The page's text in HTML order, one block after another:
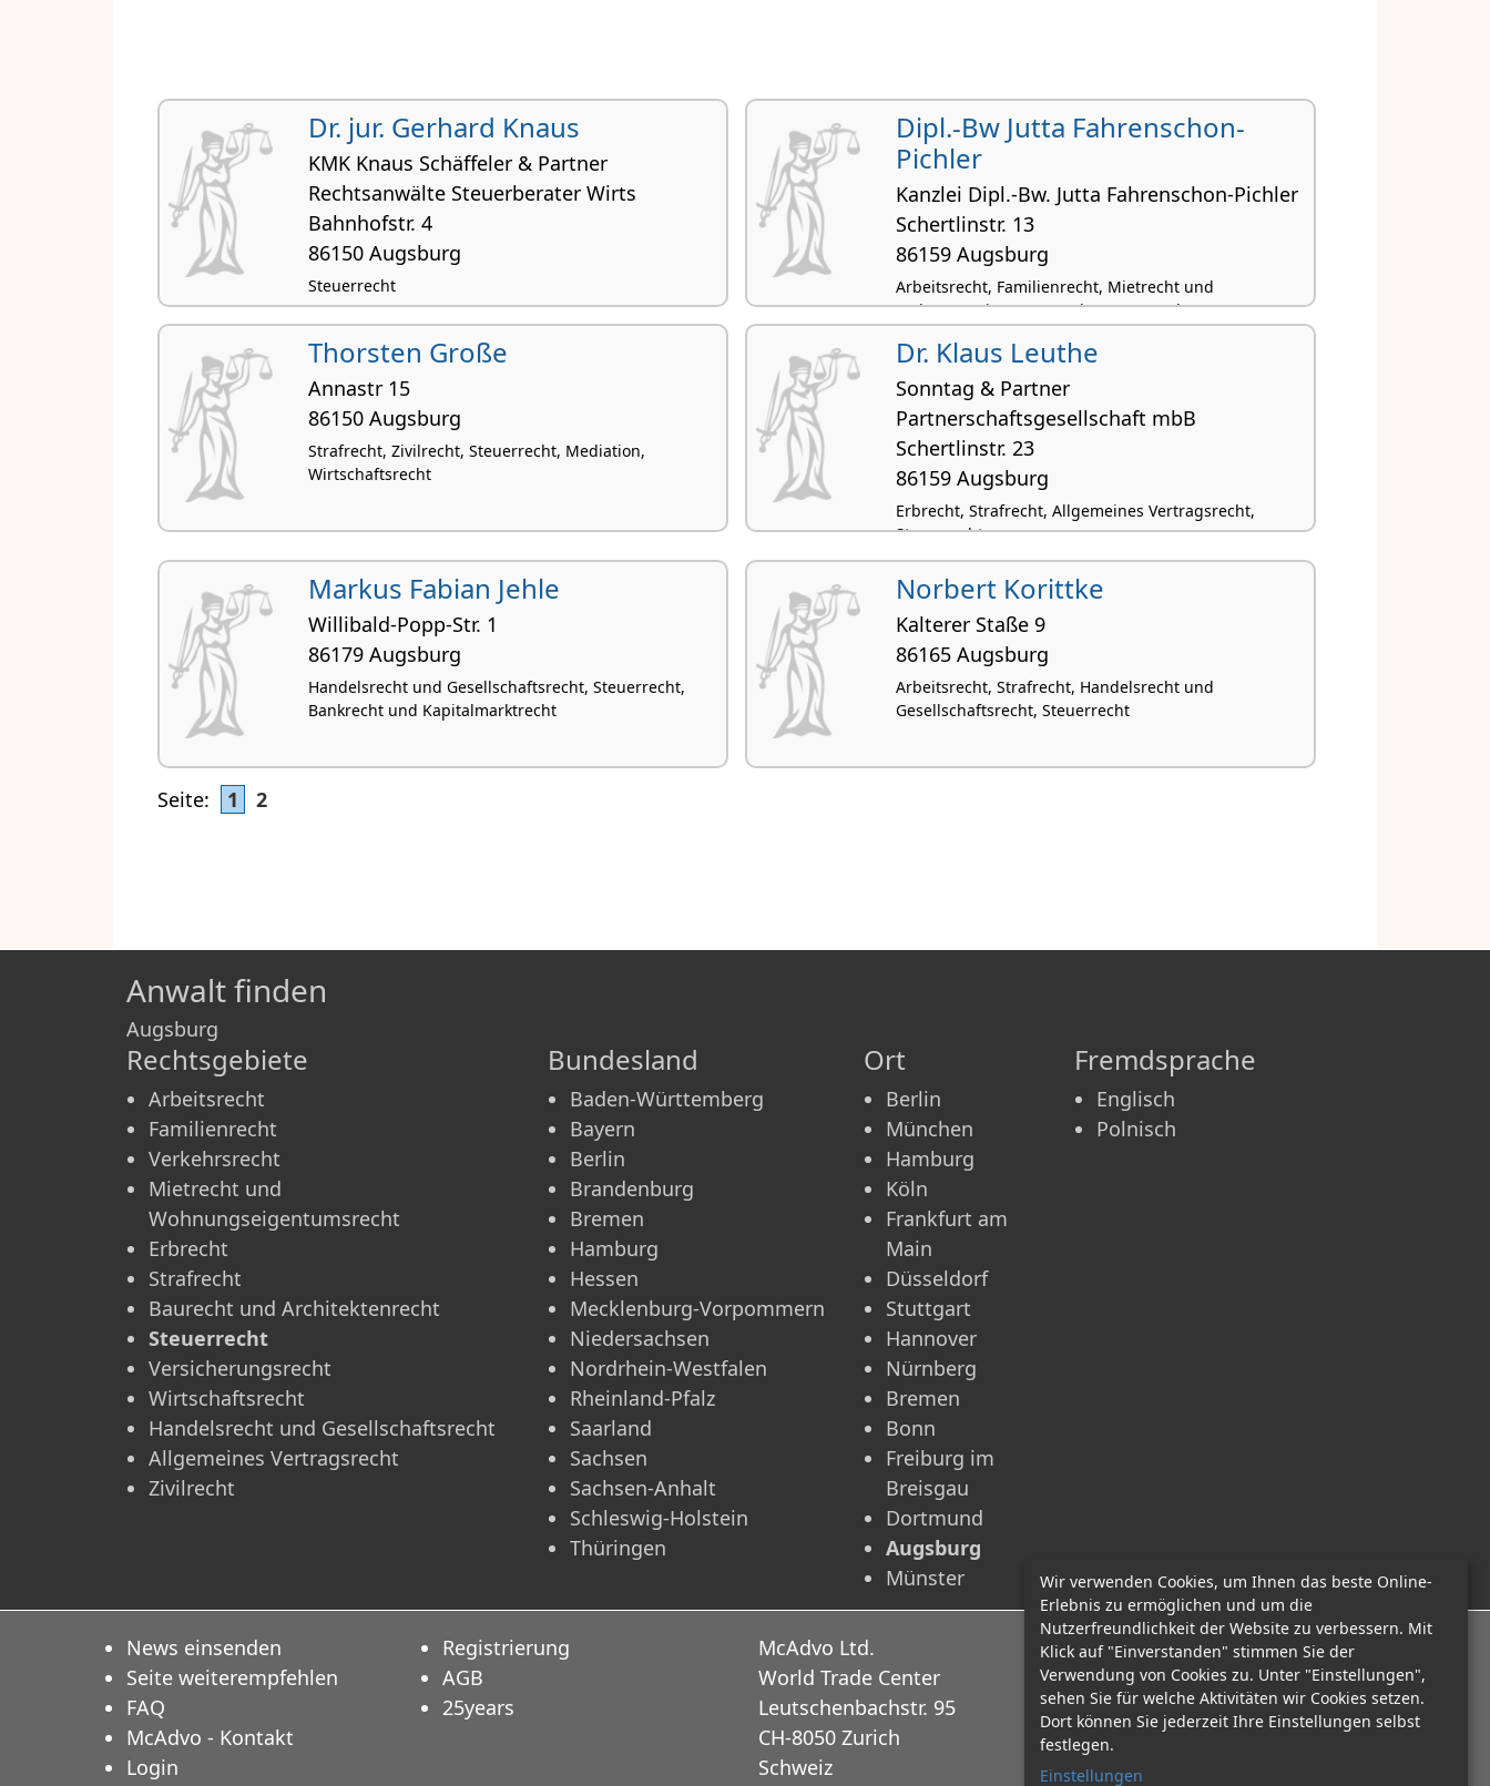
Dr. jur. Gerhard Knaus
KMK Knaus Schäffeler & Partner
Rechtsanwälte Steuerberater Wirts
Bahnhofstr. 4
86150 Augsburg
Steuerrecht
Dipl.-Bw Jutta Fahrenschon-
Pichler
Kanzlei Dipl.-Bw. Jutta Fahrenschon-Pichler
Schertlinstr. 13
86159 Augsburg
Arbeitsrecht, Familienrecht, Mietrecht und
Wohnungseigentumsrecht, Steuerrecht
Thorsten Große
Annastr 15
86150 Augsburg
Strafrecht, Zivilrecht, Steuerrecht, Mediation,
Wirtschaftsrecht
Dr. Klaus Leuthe
Sonntag & Partner
Partnerschaftsgesellschaft mbB
Schert­linstr. 23
86159 Augsburg
Erbrecht, Strafrecht, Allgemeines Vertragsrecht,
Steuerrecht
Markus Fabian Jehle
Willibald-Popp-Str. 1
86179 Augsburg
Handelsrecht und Gesellschaftsrecht, Steuerrecht,
Bankrecht und Kapitalmarktrecht
Norbert Korittke
Kalterer Staße 9
86165 Augsburg
Arbeitsrecht, Strafrecht, Handelsrecht und
Gesellschaftsrecht, Steuerrecht
Seite: 1 2
Anwalt finden
Augsburg
Rechtsgebiete
Arbeitsrecht
Familienrecht
Verkehrsrecht
Mietrecht und
Wohnungseigentumsrecht
Erbrecht
Strafrecht
Baurecht und Architektenrecht
Steuerrecht
Versicherungsrecht
Wirtschaftsrecht
Handelsrecht und Gesellschaftsrecht
Allgemeines Vertragsrecht
Zivilrecht
Bundesland
Baden-Württemberg
Bayern
Berlin
Brandenburg
Bremen
Hamburg
Hessen
Mecklenburg-Vorpommern
Niedersachsen
Nordrhein-Westfalen
Rheinland-Pfalz
Saarland
Sachsen
Sachsen-Anhalt
Schleswig-Holstein
Thüringen
Ort
Berlin
München
Hamburg
Köln
Frankfurt am
Main
Düsseldorf
Stuttgart
Hannover
Nürnberg
Bremen
Bonn
Freiburg im
Breisgau
Dortmund
Augsburg
Münster
Fremdsprache
Englisch
Polnisch
News einsenden
Seite weiterempfehlen
FAQ
McAdvo - Kontakt
Login
Registrierung
AGB
25years
McAdvo Ltd.
World Trade Center
Leutschenbachstr. 95
CH-8050 Zurich
Schweiz
E-Mail: office@mcadvo.com
Wir verwenden Cookies, um Ihnen das beste Online-
Erlebnis zu ermöglichen und um die
Nutzerfreundlichkeit der Website zu verbessern. Mit
Klick auf "Einverstanden" stimmen Sie der
Verwendung von Cookies zu. Unter "Einstellungen",
sehen Sie für welche Aktivitäten wir Cookies setzen.
Dort können Sie jederzeit Ihre Einstellungen selbst
festlegen.
Einstellungen